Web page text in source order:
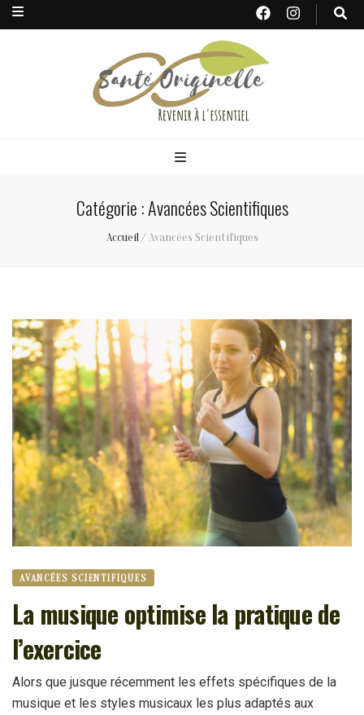
Santé
Originelle
Catégorie : Avancées Scientifiques
Accueil / Avancées Scientifiques
AVANCÉES SCIENTIFIQUES
La musique optimise la pratique de
l’exercice
Alors que jusque récemment les effets spécifiques de la
musique et les styles musicaux les plus adaptés aux